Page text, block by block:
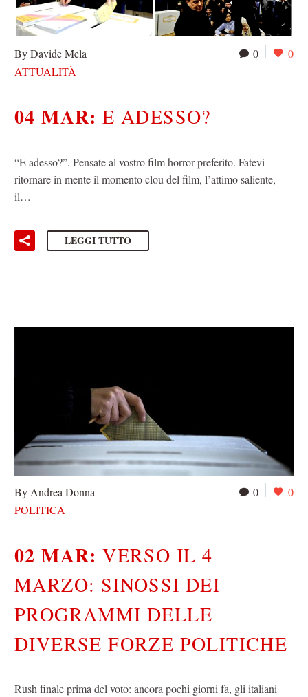
0 0
By Davide Mela
ATTUALITÀ
04 MAR:E ADESSO?
“E adesso?”. Pensate al vostro film horror preferito. Fatevi
ritornare in mente il momento clou del film, l’attimo saliente,
il…
LEGGI TUTTO
0 0
By Andrea Donna
POLITICA
02 MAR:VERSO IL 4
MARZO: SINOSSI DEI
PROGRAMMI DELLE
DIVERSE FORZE POLITICHE
Rush finale prima del voto: ancora pochi giorni fa, gli italiani